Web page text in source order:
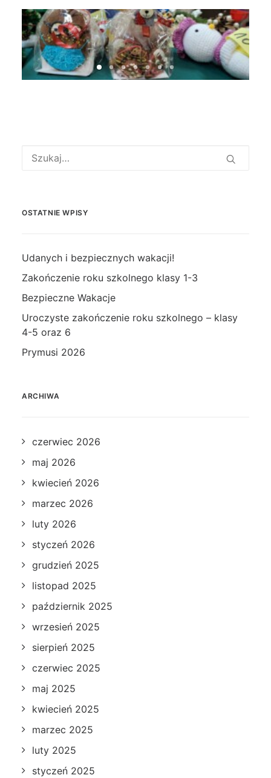
OSTATNIE WPISY
Udanych i bezpiecznych wakacji!
Zakończenie roku szkolnego klasy 1-3
Bezpieczne Wakacje
Uroczyste zakończenie roku szkolnego – klasy
4-5 oraz 6
Prymusi 2026
ARCHIWA
czerwiec 2026
maj 2026
kwiecień 2026
marzec 2026
luty 2026
styczeń 2026
grudzień 2025
listopad 2025
październik 2025
wrzesień 2025
sierpień 2025
czerwiec 2025
maj 2025
kwiecień 2025
marzec 2025
luty 2025
styczeń 2025